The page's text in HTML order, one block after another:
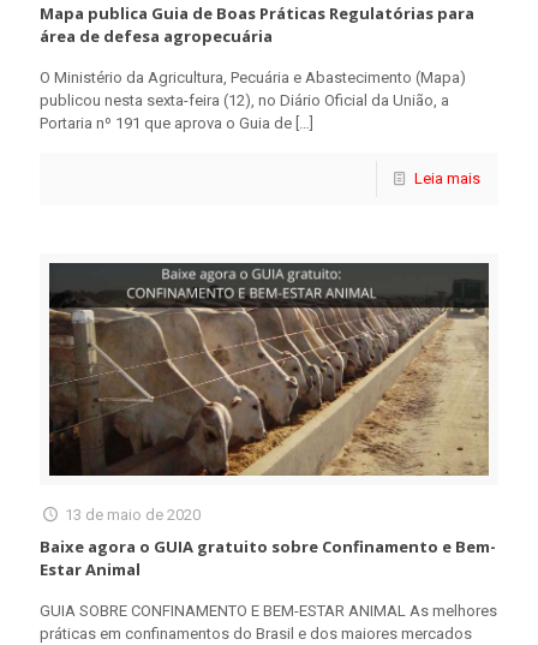
Mapa publica Guia de Boas Práticas Regulatórias para
área de defesa agropecuária
O Ministério da Agricultura, Pecuária e Abastecimento (Mapa)
publicou nesta sexta-feira (12), no Diário Oficial da União, a
Portaria nº 191 que aprova o Guia de […]
Leia mais
13 de maio de 2020
Baixe agora o GUIA gratuito sobre Confinamento e Bem-
Estar Animal
GUIA SOBRE CONFINAMENTO E BEM-ESTAR ANIMAL As melhores
práticas em confinamentos do Brasil e dos maiores mercados